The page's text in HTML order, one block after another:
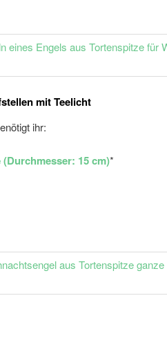
mit Teelicht
ihr:
15 cm)*